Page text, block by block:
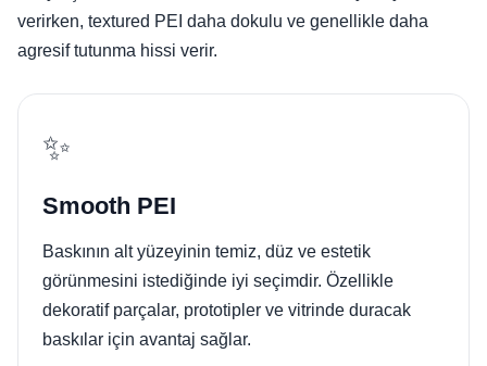
verirken, textured PEI daha dokulu ve genellikle daha
agresif tutunma hissi verir.
✨
Smooth PEI
Baskının alt yüzeyinin temiz, düz ve estetik
görünmesini istediğinde iyi seçimdir. Özellikle
dekoratif parçalar, prototipler ve vitrinde duracak
baskılar için avantaj sağlar.